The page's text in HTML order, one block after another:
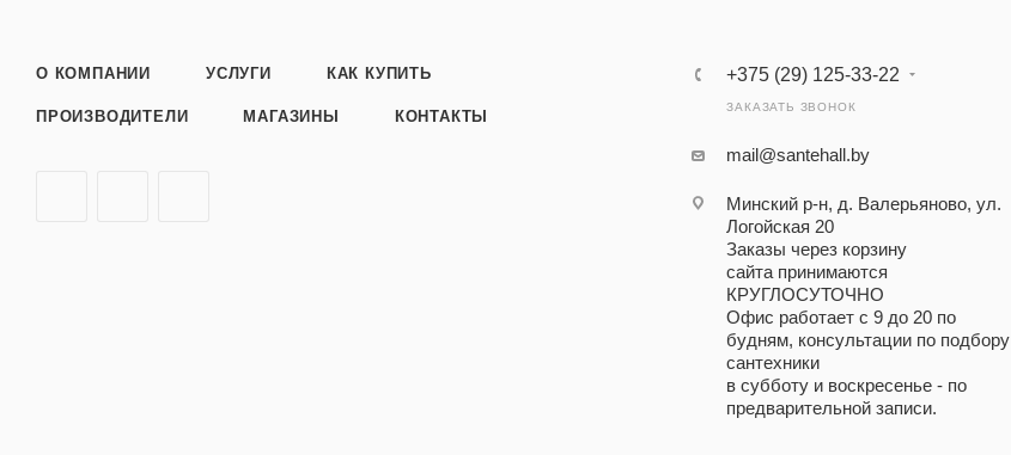
О КОМПАНИИ УСЛУГИ КАК КУПИТЬ
ПРОИЗВОДИТЕЛИ МАГАЗИНЫ КОНТАКТЫ
+375 (29) 125-33-22
ЗАКАЗАТЬ ЗВОНОК
mail@santehall.by
Минский р-н, д. Валерьяново, ул.
Логойская 20
Заказы через корзину
сайта принимаются
КРУГЛОСУТОЧНО
Офис работает с 9 до 20 по
будням, консультации по подбору
сантехники
в субботу и воскресенье - по
предварительной записи.